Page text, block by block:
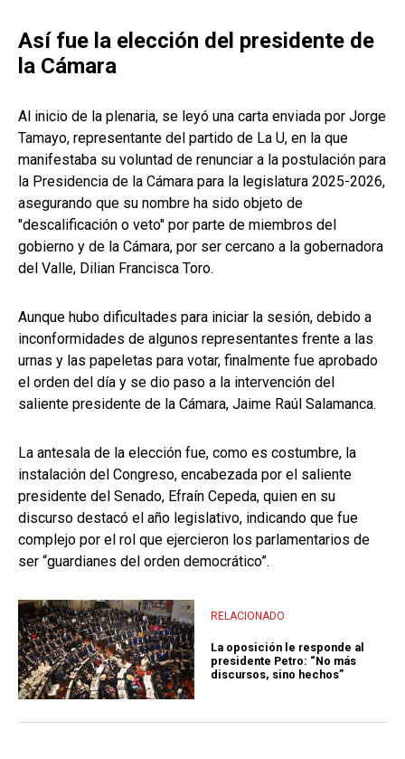
Así fue la elección del presidente de
la Cámara
Al inicio de la plenaria, se leyó una carta enviada por Jorge
Tamayo, representante del partido de La U, en la que
manifestaba su voluntad de renunciar a la postulación para
la Presidencia de la Cámara para la legislatura 2025-2026,
asegurando que su nombre ha sido objeto de
"descalificación o veto" por parte de miembros del
gobierno y de la Cámara, por ser cercano a la gobernadora
del Valle, Dilian Francisca Toro.
Aunque hubo dificultades para iniciar la sesión, debido a
inconformidades de algunos representantes frente a las
urnas y las papeletas para votar, finalmente fue aprobado
el orden del día y se dio paso a la intervención del
saliente presidente de la Cámara, Jaime Raúl Salamanca.
La antesala de la elección fue, como es costumbre, la
instalación del Congreso, encabezada por el saliente
presidente del Senado, Efraín Cepeda, quien en su
discurso destacó el año legislativo, indicando que fue
complejo por el rol que ejercieron los parlamentarios de
ser “guardianes del orden democrático”.
RELACIONADO
La oposición le responde al
presidente Petro: “No más
discursos, sino hechos”